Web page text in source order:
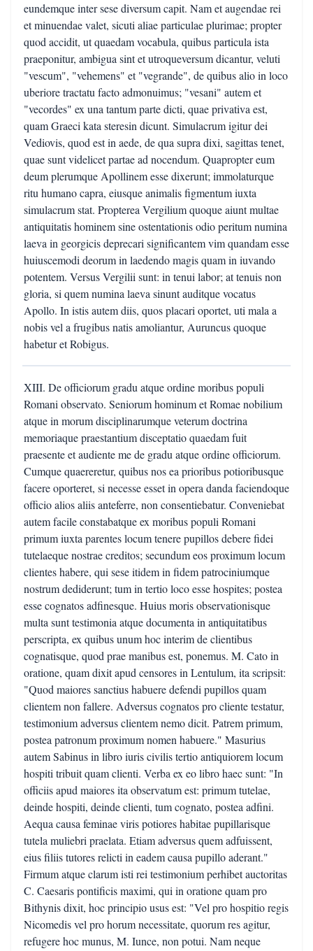
eundemque inter sese diversum capit. Nam et augendae rei
et minuendae valet, sicuti aliae particulae plurimae; propter
quod accidit, ut quaedam vocabula, quibus particula ista
praeponitur, ambigua sint et utroqueversum dicantur, veluti
"vescum", "vehemens" et "vegrande", de quibus alio in loco
uberiore tractatu facto admonuimus; "vesani" autem et
"vecordes" ex una tantum parte dicti, quae privativa est,
quam Graeci kata steresin dicunt. Simulacrum igitur dei
Vediovis, quod est in aede, de qua supra dixi, sagittas tenet,
quae sunt videlicet partae ad nocendum. Quapropter eum
deum plerumque Apollinem esse dixerunt; immolaturque
ritu humano capra, eiusque animalis figmentum iuxta
simulacrum stat. Propterea Vergilium quoque aiunt multae
antiquitatis hominem sine ostentationis odio peritum numina
laeva in georgicis deprecari significantem vim quandam esse
huiuscemodi deorum in laedendo magis quam in iuvando
potentem. Versus Vergilii sunt: in tenui labor; at tenuis non
gloria, si quem numina laeva sinunt auditque vocatus
Apollo. In istis autem diis, quos placari oportet, uti mala a
nobis vel a frugibus natis amoliantur, Auruncus quoque
habetur et Robigus.
XIII. De officiorum gradu atque ordine moribus populi
Romani observato. Seniorum hominum et Romae nobilium
atque in morum disciplinarumque veterum doctrina
memoriaque praestantium disceptatio quaedam fuit
praesente et audiente me de gradu atque ordine officiorum.
Cumque quaereretur, quibus nos ea prioribus potioribusque
facere oporteret, si necesse esset in opera danda faciendoque
officio alios aliis anteferre, non consentiebatur. Conveniebat
autem facile constabatque ex moribus populi Romani
primum iuxta parentes locum tenere pupillos debere fidei
tutelaeque nostrae creditos; secundum eos proximum locum
clientes habere, qui sese itidem in fidem patrociniumque
nostrum dediderunt; tum in tertio loco esse hospites; postea
esse cognatos adfinesque. Huius moris observationisque
multa sunt testimonia atque documenta in antiquitatibus
perscripta, ex quibus unum hoc interim de clientibus
cognatisque, quod prae manibus est, ponemus. M. Cato in
oratione, quam dixit apud censores in Lentulum, ita scripsit:
"Quod maiores sanctius habuere defendi pupillos quam
clientem non fallere. Adversus cognatos pro cliente testatur,
testimonium adversus clientem nemo dicit. Patrem primum,
postea patronum proximum nomen habuere." Masurius
autem Sabinus in libro iuris civilis tertio antiquiorem locum
hospiti tribuit quam clienti. Verba ex eo libro haec sunt: "In
officiis apud maiores ita observatum est: primum tutelae,
deinde hospiti, deinde clienti, tum cognato, postea adfini.
Aequa causa feminae viris potiores habitae pupillarisque
tutela muliebri praelata. Etiam adversus quem adfuissent,
eius filiis tutores relicti in eadem causa pupillo aderant."
Firmum atque clarum isti rei testimonium perhibet auctoritas
C. Caesaris pontificis maximi, qui in oratione quam pro
Bithynis dixit, hoc principio usus est: "Vel pro hospitio regis
Nicomedis vel pro horum necessitate, quorum res agitur,
refugere hoc munus, M. Iunce, non potui. Nam neque